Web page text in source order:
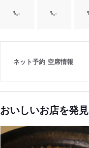
ネット予約 空席情報
おいしいお店を発見